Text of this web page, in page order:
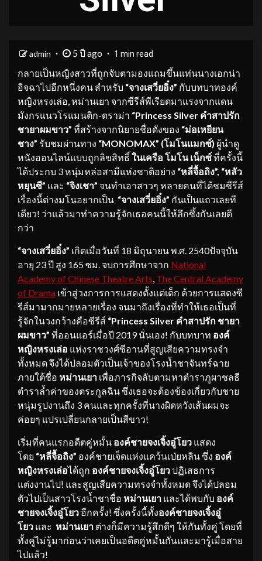
admin 5 ปี ago 1 min read
กลายเป็นหญิงสาวที่ถูกจับตามองแถมขึ้นแท่นนางเอกน่า
อิจฉาไปอีกหนึ่งคน สำหรับ “จางเสวี่ยอิ๋ง” กับบทบาทองค์
หญิงหรงเล่อ, หม่านเยา จากซีรีส์พีเรียดมาแรงจากแดน
มังกรแนวโรแมนติก-ดราม่า “Princess Silver คำสาปรัก
ชายาผมขาว” ที่สร้างจากนิยายชื่อดังของ “ม่อเหยียน
ชาง” รับชมผ่านทาง “MONOMAX” (โมโนแมกซ์) ผู้นำดู
หนังออนไลน์แบบถูกลิขสิทธิ์ในเครือ โมโน เน็กซ์ที่ครั้งนี้
ได้ประกบ 3 หนุ่มหล่อสามีแห่งชาติอย่าง “หลี่จื้อถิง”, “หลัว
หยุนซี” และ “จิงเชา” จนทำเอาสาวๆ หลายคนที่ได้ชมซีรีส์
เรื่องนี้ต่างมโนอยากเป็น “จางเสวี่ยอิ๋ง” กันเป็นแถวเลยที
เดียว! ว่าแล้วมาทำความรู้จักเธอคนนี้ให้ลึกซึ้งกันเลยดี
กว่า
“จางเสวี่ยอิ๋ง” เกิดเมื่อวันที่ 18 มิถุนายน พ.ศ. 2540ปัจจุบัน
อายุ 23 ปี สูง 165 ซม. จบการศึกษาจาก National
Academy of Chinese Theatre Arts The Central Academy
of Drama เข้าสู่วงการการแสดงตั้งแต่เด็ก ด้วยการแสดงซี
รีส์มามากมายหลายเรื่อง จนมาถึงเรื่องที่ทำให้เธอเป็นที่
รู้จักในวงกว้างคือซีรีส์ “Princess Silver คำสาปรัก ชายา
ผมขาว” ที่ออนแอร์เมื่อปี 2019 นั่นเอง! กับบทบาท องค์
หญิงหรงเล่อ แห่งราชวงศ์ซีอานที่สูญเสียความทรงจำ
ทั้งหมด จึงได้ปลอมตัวเป็นเจ้าของโรงน้ำชาจันทร์ฉาย
ภายใต้ชื่อ หม่านเยา เพื่อภารกิจลับตามหาตำราภูผาชลธี
ตำราล้ำค่าของตระกูลฉิน ซึ่งเธอจะต้องข้องเกี่ยวกับชาย
หนุ่มรูปงานถึง 3 คนและทุกครั้งที่นางผิดหวังเส้นผมจะ
ค่อยๆ แปรเปลี่ยนกลายเป็นสีขาว!
เริ่มที่คนแรกอดีตคู่หมั้น องค์ชายจงเจิ้งอู๋โยว แสดง
โดย “หลี่จื้อถิง” องค์ชายเจ็ดแห่งแคว้นเป่ยหลิน ซึ่ง องค์
หญิงหรงเล่อได้ถูก องค์ชายจงเจิ้งอู๋โยวปฏิเสธการ
แต่งงานไป! และสูญเสียความทรงจำทั้งหมด จึงได้ปลอม
ตัวไปเป็นสาวโรงน้ำชาชื่อ หม่านเยา และได้พบกับ องค์
ชายจงเจิ้งอู๋โยว อีกครั้ง! ซึ่งครั้งนี้ทั้งองค์ชายจงเจิ้งอู๋
โยว และ หม่านเยา ต่างก็มีความรู้สึกดีๆ ให้กันทั้งคู่ โดยที่
ทั้งคู่ไม่รู้มาก่อนว่าเคยเป็นอดีตคู่หมั้นกันและมารู้เมื่อสาย
ไปแล้ว!